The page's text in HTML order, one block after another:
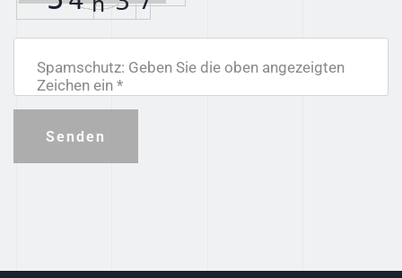
Spamschutz: Geben Sie die oben angezeigten
Zeichen ein *
Senden